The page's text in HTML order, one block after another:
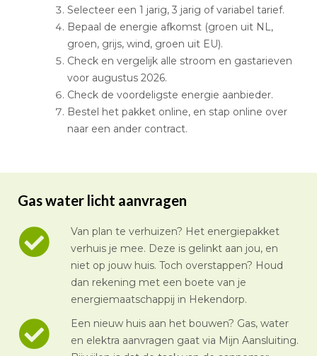
Selecteer een 1 jarig, 3 jarig of variabel tarief.
Bepaal de energie afkomst (groen uit NL,
groen, grijs, wind, groen uit EU).
Check en vergelijk alle stroom en gastarieven
voor augustus 2026.
Check de voordeligste energie aanbieder.
Bestel het pakket online, en stap online over
naar een ander contract.
Gas water licht aanvragen
Van plan te verhuizen? Het energiepakket
verhuis je mee. Deze is gelinkt aan jou, en
niet op jouw huis. Toch overstappen? Houd
dan rekening met een boete van je
energiemaatschappij in Hekendorp.
Een nieuw huis aan het bouwen? Gas, water
en elektra aanvragen gaat via Mijn Aansluiting.